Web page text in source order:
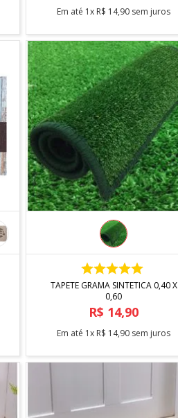
Em até 1x R$ 14,90 sem juros
COMPRAR
TAPETE GRAMA SINTETICA 0,40 X
0,60
R$ 14,90
Em até 1x R$ 14,90 sem juros